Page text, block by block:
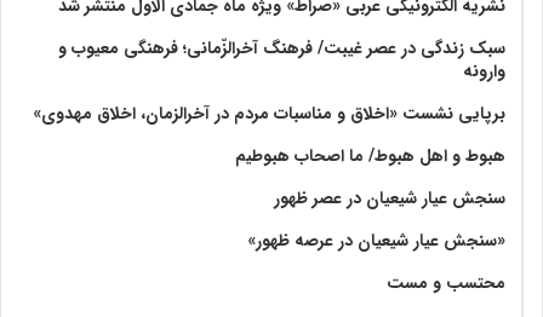
نشریه الکترونیکی عربی «صراط» ویژه ماه جمادی الاول منتشر شد
سبک زندگی در عصر غیبت/ فرهنگ آخرالزّمانی؛ فرهنگی معیوب و
وارونه
برپایی نشست «اخلاق و مناسبات مردم در آخرالزمان، اخلاق مهدوی»
هبوط و اهل هبوط/ ما اصحاب هبوطیم
سنجش عیار شیعیان در عصر ظهور
«سنجش عیار شیعیان در عرصه ظهور»
محتسب و مست